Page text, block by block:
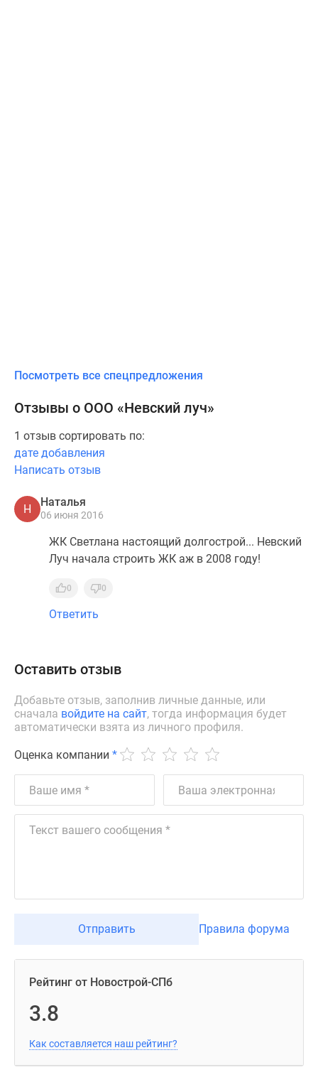
Посмотреть все спецпредложения
Отзывы о ООО «Невский луч»
1 отзыв сортировать по:
дате добавления
Написать отзыв
Н
Наталья
06 июня 2016
ЖК Светлана настоящий долгострой... Невский
Луч начала строить ЖК аж в 2008 году!
0 0
Ответить
Оставить отзыв
Добавьте отзыв, заполнив личные данные, или
сначала войдите на сайт, тогда информация будет
автоматически взята из личного профиля.
Оценка компании *
Отправить Правила форума
Рейтинг от Новострой-СПб
3.8
Как составляется наш рейтинг?